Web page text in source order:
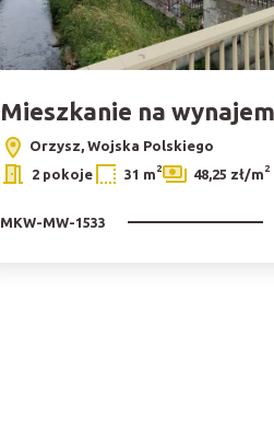
Mieszkanie na wynajem
Orzysz, Wojska Polskiego
2 pokoje
31 m2 48,25 zł/m2
MKW-MW-1533